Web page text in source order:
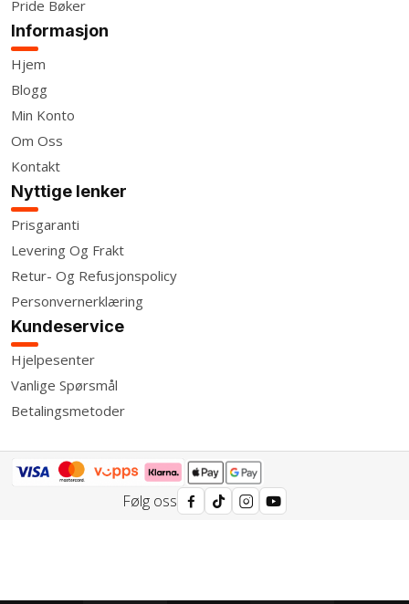
Pride Bøker
Informasjon
Hjem
Blogg
Min Konto
Om Oss
Kontakt
Nyttige lenker
Prisgaranti
Levering Og Frakt
Retur- Og Refusjonspolicy
Personvernerklæring
Kundeservice
Hjelpesenter
Vanlige Spørsmål
Betalingsmetoder
Følg oss